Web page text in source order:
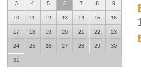
3 4 5 6 7 8 9
10 11 12 13 14 15 16
17 18 19 20 21 22 23
24 25 26 27 28 29 30
31